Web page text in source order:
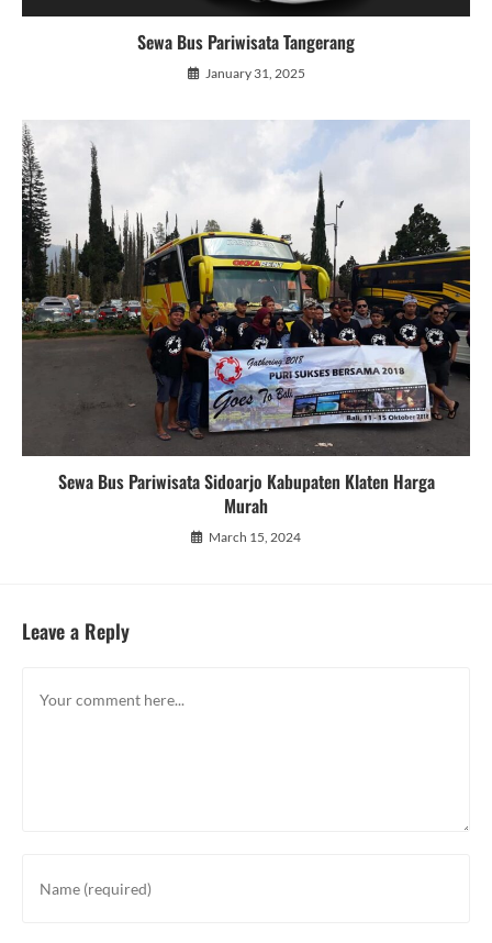
Sewa Bus Pariwisata Tangerang
January 31, 2025
Sewa Bus Pariwisata Sidoarjo Kabupaten Klaten Harga
Murah
March 15, 2024
Leave a Reply
your